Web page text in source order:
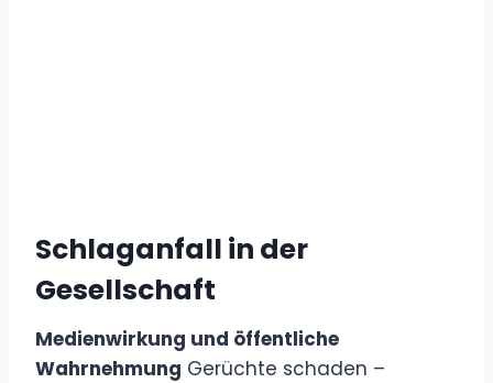
Schlaganfall in der
Gesellschaft
Medienwirkung und öffentliche
Wahrnehmung Gerüchte schaden –